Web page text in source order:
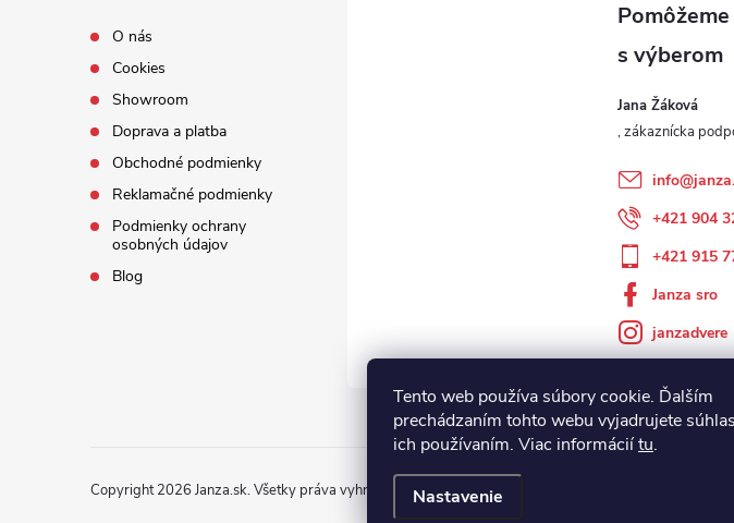
Tento web používa súbory cookie. Ďalším
prechádzaním tohto webu vyjadrujete
ich používaním. Viac informáciítu.
Nastavenie
O nás
Cookies
Showroom
Doprava a platba
Obchodné podmienky
Reklamačné podmienky
Podmienky ochrany
osobných údajov
Blog
Jana Žáková
info@
+421 904
+421 915
Janza sro
janzadvere
Copyright 2026 Janza.sk. Všetky práva vyhradené.